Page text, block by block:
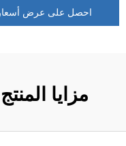
احصل على عرض أسعار
مزايا المنتج